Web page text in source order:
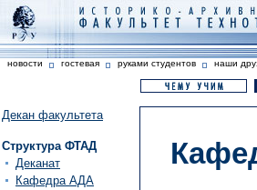
новости гостевая руками студентов наши
Декан факультета
Структура ФТАД
Деканат
Кафедра АДА